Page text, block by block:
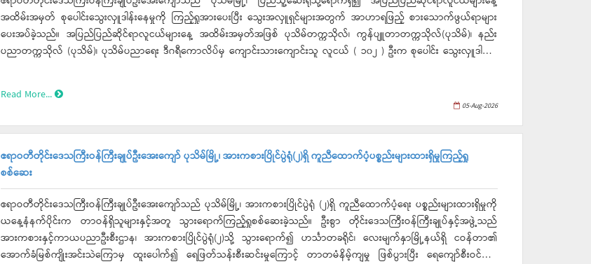
အထိမ်းအမှတ် စုပေါင်းသွေးလှူဒါန်းနေမှုကို ကြည့်ရှုအားပေးပြီး သွေးအလှူရှင်များအတွက် အာဟာရဖြည့် စားသောက်ဖွယ်ရာများ
ပေးအပ်ခဲ့သည်။ အပြည်ပြည်ဆိုင်ရာလူငယ်များနေ့ အထိမ်းအမှတ်အဖြစ် ပုသိမ်တက္ကသိုလ်၊ ကွန်ပျူတာတက္ကသိုလ်(ပုသိမ်)၊ နည်း
ပညာတက္ကသိုလ် (ပုသိမ်)၊ ပုသိမ်ပညာရေး ဒီဂရီကောလိပ်မှ ကျောင်းသားကျောင်းသူ လူငယ် ( ၁၀၂ ) ဦးက စုပေါင်း သွေးလှူဒါန်းခဲ့
Read More...
05-Aug-2026
ဧရာဝတီတိုင်းဒေသကြီးဝန်ကြီးချုပ်ဦးအေးကျော် ပုသိမ်မြို့၊ အားကစားပြိုင်ပွဲရုံ(၂)ရှိ ကူညီထောက်ပံ့ပစ္စည်းများထားရှိမှုကြည့်ရှု
စစ်ဆေး
ဧရာဝတီတိုင်းဒေသကြီးဝန်ကြီးချုပ်ဦးအေးကျော်သည် ပုသိမ်မြို့၊ အားကစားပြိုင်ပွဲရုံ (၂)ရှိ ကူညီထောက်ပံ့ရေး ပစ္စည်းများထားရှိမှုကို
ယနေ့နံနက်ပိုင်းက တာဝန်ရှိသူများနှင့်အတူ သွားရောက်ကြည့်ရှုစစ်ဆေးခဲ့သည်။ ဦးစွာ တိုင်းဒေသကြီးဝန်ကြီးချုပ်နှင့်အဖွဲ့သည်
အားကစားနှင့်ကာယပညာဦးစီးဌာန၊ အားကစားပြိုင်ပွဲရုံ(၂)သို့ သွားရောက်၍ ဟင်္သာတခရိုင်၊ လေးမျက်နှာမြို့နယ်ရှိ ငဝန်တာ၏
အောက်ခံမြစ်ကျိုးအင်းသဲကြောမှ ထူးပေါက်၍ ရေဖြတ်သန်းစီးဆင်းမှုကြောင့် တာတမံနိမ့်ကျမှု ဖြစ်ပွားပြီး ရေကျော်စီးဝင်ကာ